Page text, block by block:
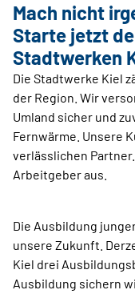
Mach nicht
Starte jetzt
Stadtwerken
Die Stadtwerke Kiel
der Region. Wir
Umland sicher und
Fernwärme. Unsere
verlässlichen
Arbeitgeber aus.
Die Ausbildung
unsere Zukunft.
Kiel drei
Ausbildung sichern